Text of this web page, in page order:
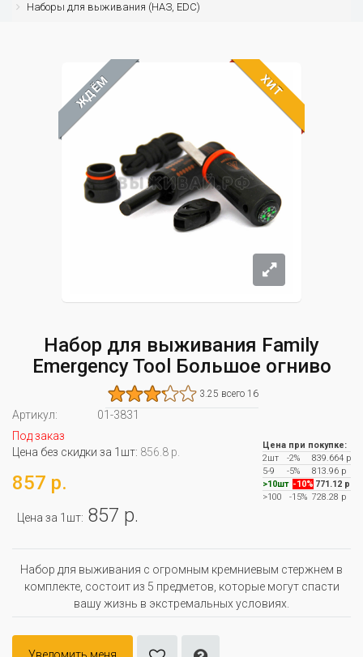
Наборы для выживания (НАЗ, EDC)
ЖДЁМ ХИТ
Набор для выживания Family
Emergency Tool Большое огниво
3.25 всего 16
Артикул:
01-3831
Под заказ
Цена без скидки за 1шт: 856.8 р.
857 р.
Цена за 1шт: 857 р.
Цена при покупке:
2шт
-2%
839.664 р
5-9
-5%
813.96 р
>10шт -10% 771.12 р
>100
-15% 728.28 р
Набор для выживания с огромным кремниевым стержнем в
комплекте, состоит из 5 предметов, которые могут спасти
вашу жизнь в экстремальных условиях.